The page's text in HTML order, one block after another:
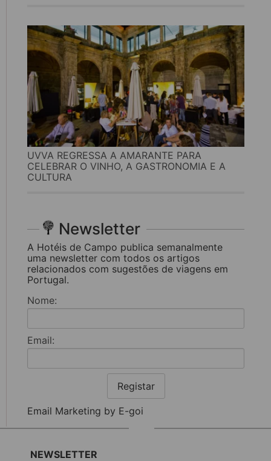
UVVA REGRESSA A AMARANTE PARA
CELEBRAR O VINHO, A GASTRONOMIA E A
CULTURA
Newsletter
A Hotéis de Campo publica semanalmente
uma newsletter com todos os artigos
relacionados com sugestões de viagens em
Portugal.
Nome:
Email:
Registar
Email Marketing by E-goi
NEWSLETTER